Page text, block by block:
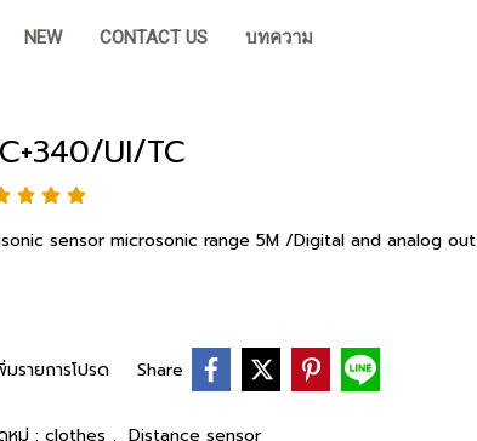
NEW CONTACT US บทความ
UI/TC
sensor microsonic range 5M /Digital and analog out
มรายการโปรด Share
หมู่ : clothes , Distance sensor